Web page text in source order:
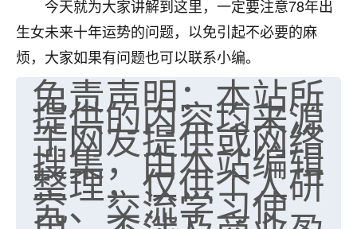
今天就为大家讲解到这里，一定要注意78年出
生女未来十年运势的问题，以免引起不必要的麻
烦，大家如果有问题也可以联系小编。
免责声明：本站所
提供的内容均来源
于网友提供或网络
搜集，由本站编辑
整理，仅供个人研
究、交流学习使
2天前 来自山西 15